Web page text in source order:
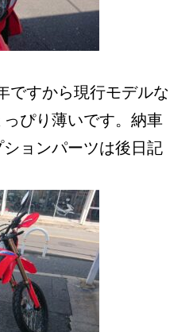
ですから現行モデルな
ぴり薄いです。納車
ョンパーツは後日記